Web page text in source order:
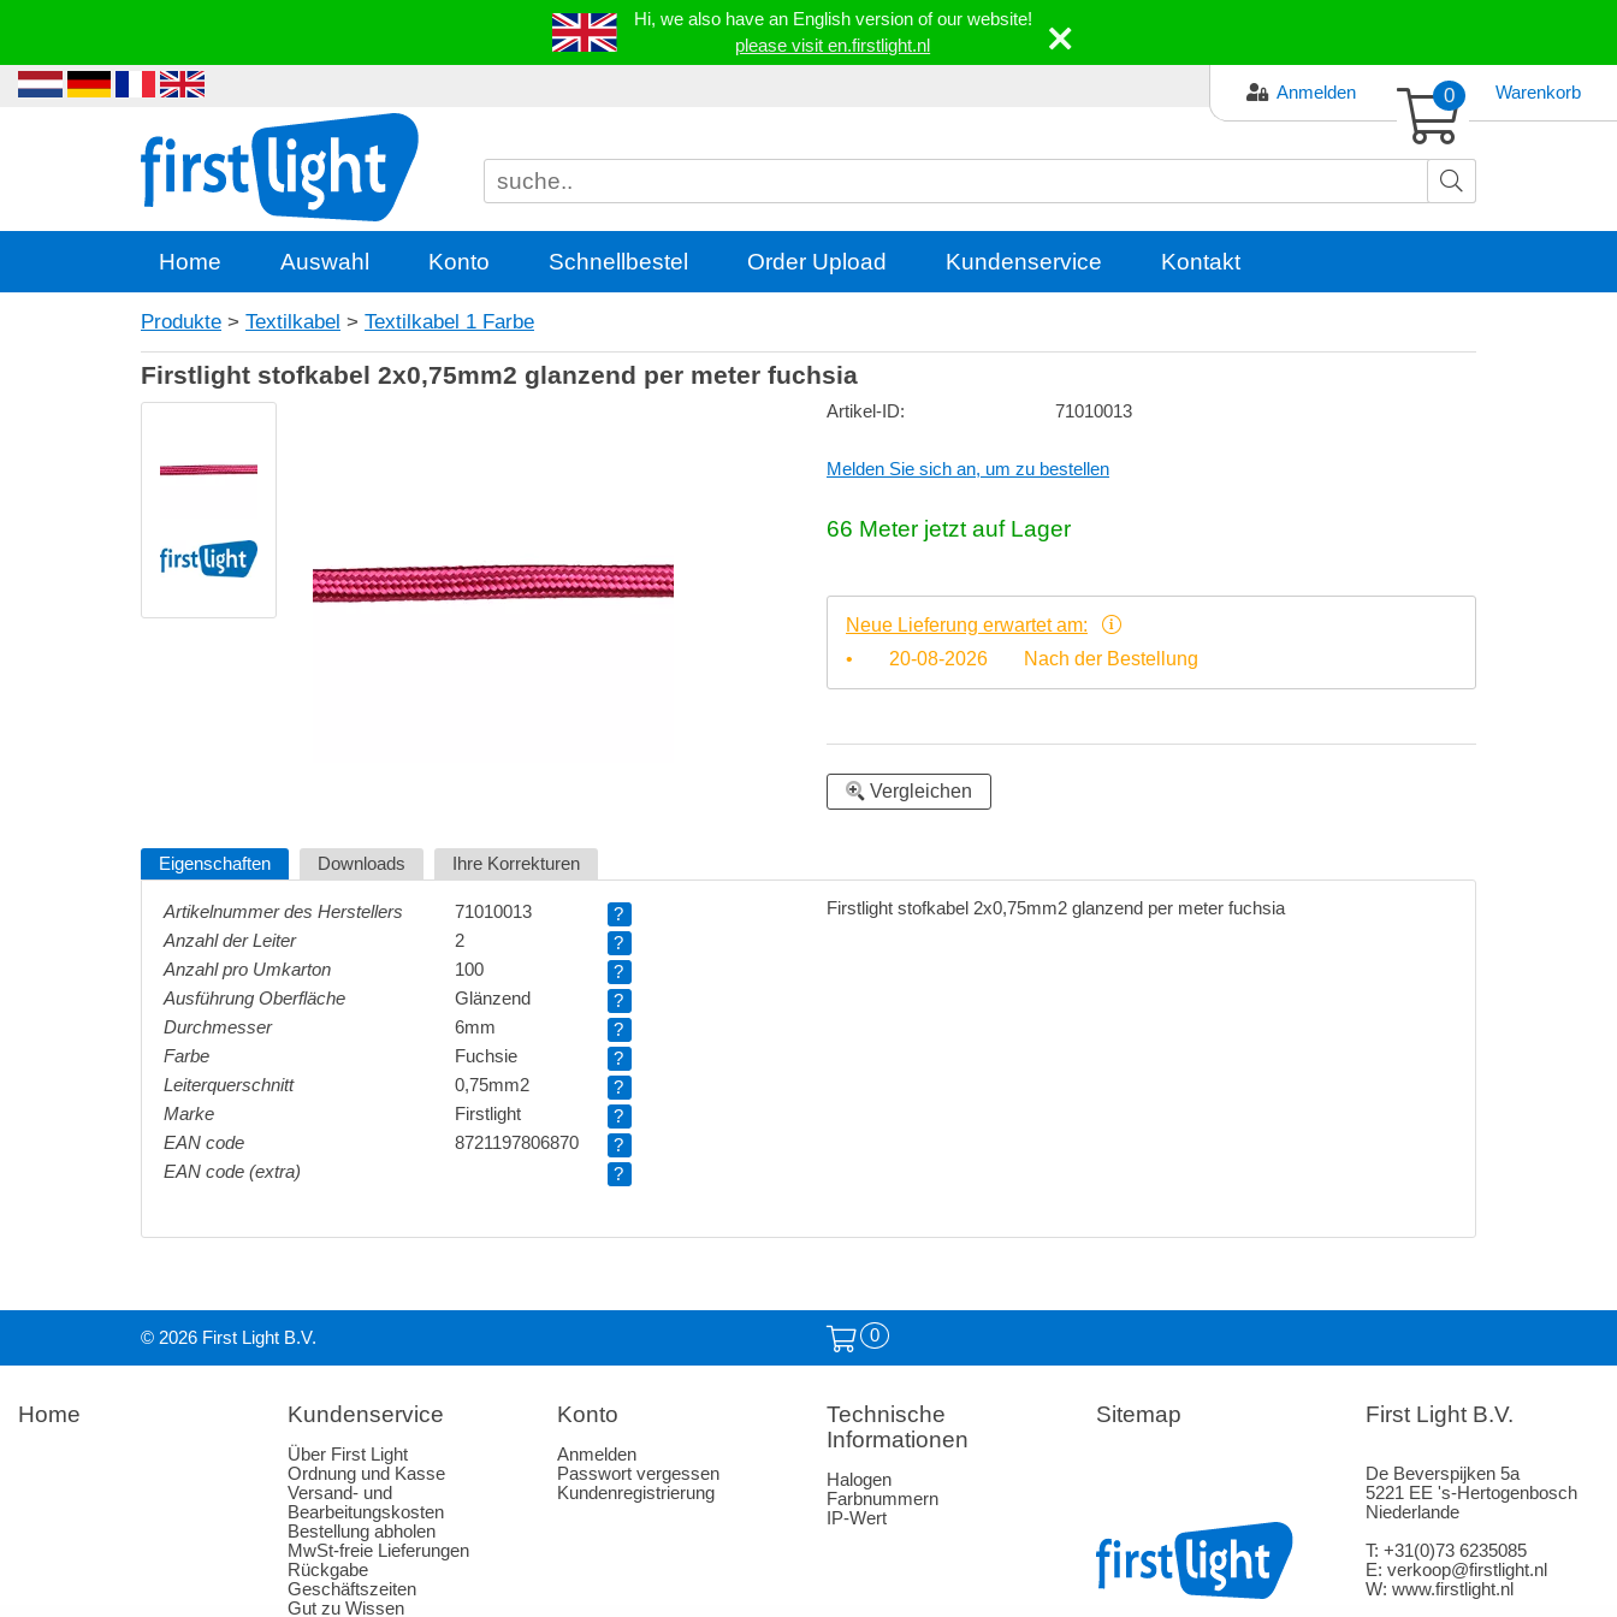
Hi, we also have an English version of our website!
please visit en.firstlight.nl
Anmelden 0 Warenkorb
Home Auswahl Konto Schnellbestel Order Upload Kundenservice Kontakt
Produkte > Textilkabel > Textilkabel 1 Farbe
Firstlight stofkabel 2x0,75mm2 glanzend per meter fuchsia
Artikel-ID: 71010013
Melden Sie sich an, um zu bestellen
66 Meter jetzt auf Lager
Neue Lieferung erwartet am:
•
20-08-2026 Nach der Bestellung
Vergleichen
Eigenschaften Downloads Ihre Korrekturen
Artikelnummer des Herstellers 71010013
?
Anzahl der Leiter
2
?
Anzahl pro Umkarton
100
?
Ausführung Oberfläche
Glänzend
?
Durchmesser
6mm
?
Farbe
Fuchsie
?
Leiterquerschnitt
0,75mm2
?
Marke
Firstlight
?
EAN code
8721197806870
?
EAN code (extra)
?
Firstlight stofkabel 2x0,75mm2 glanzend per meter fuchsia
© 2026 First Light B.V. 0
Home Kundenservice
Über First Light
Ordnung und Kasse
Versand- und
Bearbeitungskosten
Bestellung abholen
MwSt-freie Lieferungen
Rückgabe
Geschäftszeiten
Gut zu Wissen
Konto
Anmelden
Passwort vergessen
Kundenregistrierung
Technische
Informationen
Halogen
Farbnummern
IP-Wert
Sitemap First Light B.V.
De Beverspijken 5a
5221 EE 's-Hertogenbosch
Niederlande
T: +31(0)73 6235085
E: verkoop@firstlight.nl
W: www.firstlight.nl